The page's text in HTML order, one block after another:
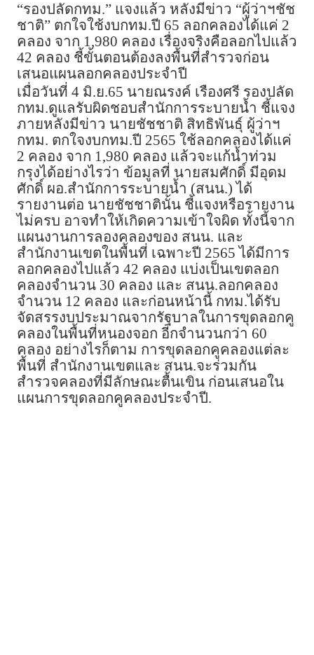
“รองปลัดกทม.” แจงแล้ว หลังมีข่าว “ผู้ว่าฯชัช
ชาติ” ตกใจใช้งบกทม.ปี 65 ลอกคลองได้แค่ 2
คลอง จาก 1,980 คลอง เรื่องจริงคือลอกไปแล้ว
42 คลอง ชี้ขั้นตอนต้องลงพื้นที่สำรวจก่อน
เสนอแผนลอกคลองประจำปี
เมื่อวันที่ 4 มิ.ย.65 นายณรงค์ เรืองศรี รองปลัด
กทม.ดูแลรับผิดชอบสำนักการระบายน้ำ ชี้แจง
ภายหลังมีข่าว นายชัชชาติ สิทธิพันธุ์ ผู้ว่าฯ
กทม. ตกใจงบกทม.ปี 2565 ใช้ลอกคลองได้แค่
2 คลอง จาก 1,980 คลอง แล้วจะแก้น้ำท่วม
กรุงได้อย่างไรว่า ข้อมูลที่ นายสมศักดิ์ มีอุดม
ศักดิ์ ผอ.สำนักการระบายน้ำ (สนน.) ได้
รายงานต่อ นายชัชชาตินั้น ชี้แจงหรือรายงาน
ไม่ครบ อาจทำให้เกิดความเข้าใจผิด ทั้งนี้จาก
แผนงานการลองคลองของ สนน. และ
สำนักงานเขตในพื้นที่ เฉพาะปี 2565 ได้มีการ
ลอกคลองไปแล้ว 42 คลอง แบ่งเป็นเขตลอก
คลองจำนวน 30 คลอง และ สนน.ลอกคลอง
จำนวน 12 คลอง และก่อนหน้านี้ กทม.ได้รับ
จัดสรรงบประมาณจากรัฐบาลในการขุดลอกคู
คลองในพื้นที่หนองจอก อีกจำนวนกว่า 60
คลอง อย่างไรก็ตาม การขุดลอกคูคลองแต่ละ
พื้นที่ สำนักงานเขตและ สนน.จะร่วมกัน
สำรวจคลองที่มีลักษณะตื้นเขิน ก่อนเสนอใน
แผนการขุดลอกคูคลองประจำปี.